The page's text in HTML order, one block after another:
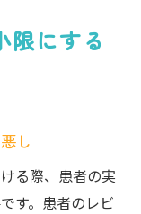
限にする
し
る際、患者の実
す。患者のレビ